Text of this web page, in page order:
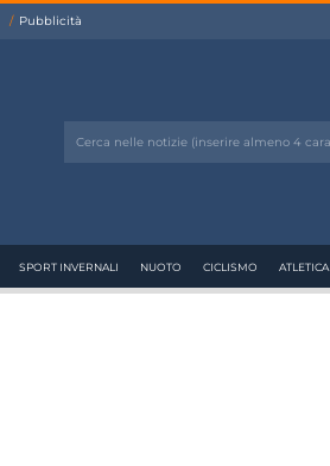
Pubblicità
SPORT INVERNALI NUOTO CICLISMO ATLETICA